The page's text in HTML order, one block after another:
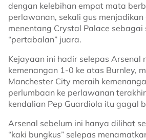
dengan kelebihan empat mata
perlawanan, sekali gus
menentang Crystal Palace sebagai
“pertabalan” juara.
Kejayaan ini hadir selepas Arsenal
kemenangan 1-0 ke atas Burnley,
Manchester City meraih
perlumbaan ke perlawanan
kendalian Pep Guardiola itu gagal
Arsenal sebelum ini hanya dilihat
“kaki bungkus” selepas